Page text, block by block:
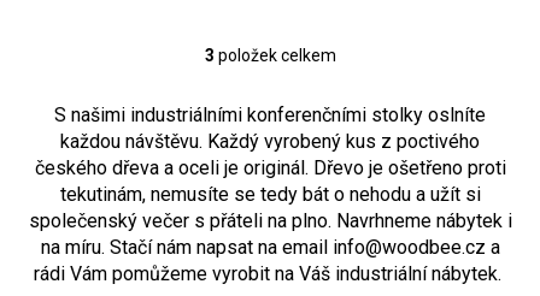
O
l
á
d
a
c
í
p
3 položek celkem
S našimi industriálními konferenčními stolky oslníte
každou návštěvu. Každý vyrobený kus z poctivého
českého dřeva a oceli je originál. Dřevo je ošetřeno proti
tekutinám, nemusíte se tedy bát o nehodu a užít si
společenský večer s přáteli na plno. Navrhneme nábytek i
na míru. Stačí nám napsat na email info@woodbee.cz a
rádi Vám pomůžeme vyrobit na Váš industriální nábytek.